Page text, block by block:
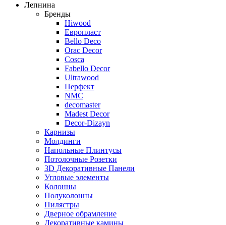
Лепнина
Бренды
Hiwood
Европласт
Bello Deco
Orac Decor
Cosca
Fabello Decor
Ultrawood
Перфект
NMC
decomaster
Madest Decor
Decor-Dizayn
Карнизы
Молдинги
Напольные Плинтусы
Потолочные Розетки
3D Декоративные Панели
Угловые элементы
Колонны
Полуколонны
Пилястры
Дверное обрамление
Декоративные камины